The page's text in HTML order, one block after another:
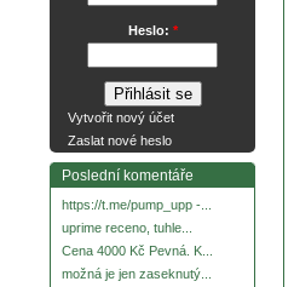
Heslo: *
Vytvořit nový účet
Zaslat nové heslo
Poslední komentáře
https://t.me/pump_upp -...
uprime receno, tuhle...
Cena 4000 Kč Pevná. K...
možná je jen zaseknutý...